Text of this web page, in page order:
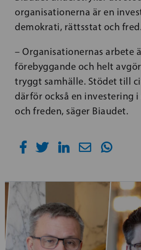
organisationerna är en
demokrati, rättsstat och
– Organisationernas arbete
förebyggande och helt
tryggt samhälle. Stödet till
därför också en investering
och freden, säger Biaudet.